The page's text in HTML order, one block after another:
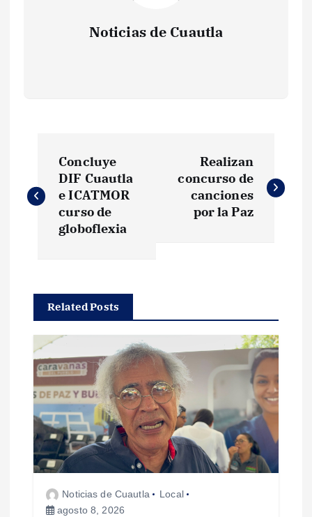
Noticias de Cuautla
a
g
a
c
ó
n
Concluye
DIF Cuautla
e ICATMOR
curso de
globoflexia
Realizan
concurso de
canciones
por la Paz
Related Posts
Noticias de Cuautla
Local
agosto 8, 2026